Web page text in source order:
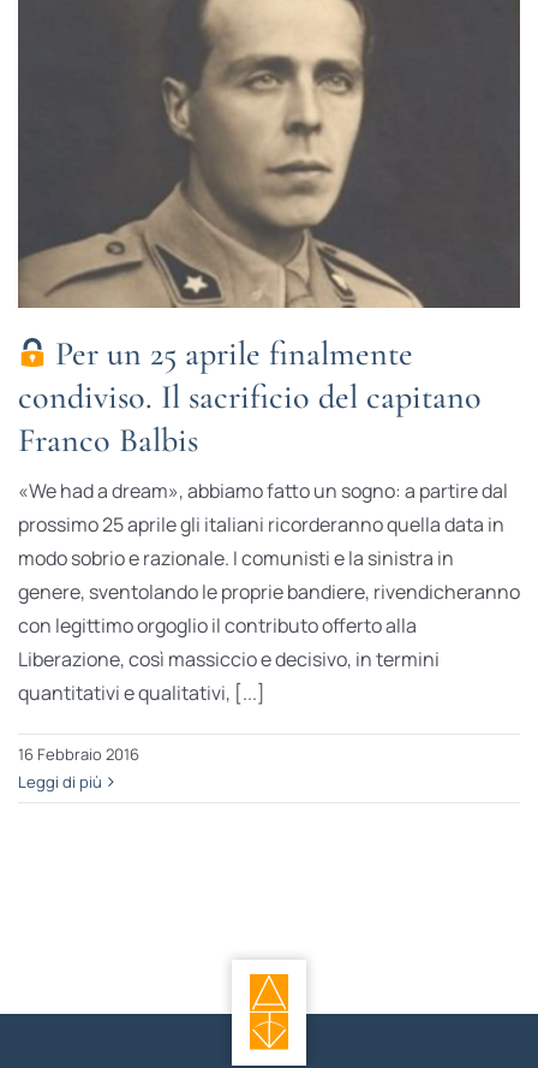
Per un 25 aprile finalmente
condiviso. Il sacrificio del capitano
Franco Balbis
«We had a dream», abbiamo fatto un sogno: a partire dal
prossimo 25 aprile gli italiani ricorderanno quella data in
modo sobrio e razionale. I comunisti e la sinistra in
genere, sventolando le proprie bandiere, rivendicheranno
con legittimo orgoglio il contributo offerto alla
Liberazione, così massiccio e decisivo, in termini
quantitativi e qualitativi, [...]
16 Febbraio 2016
Leggi di più